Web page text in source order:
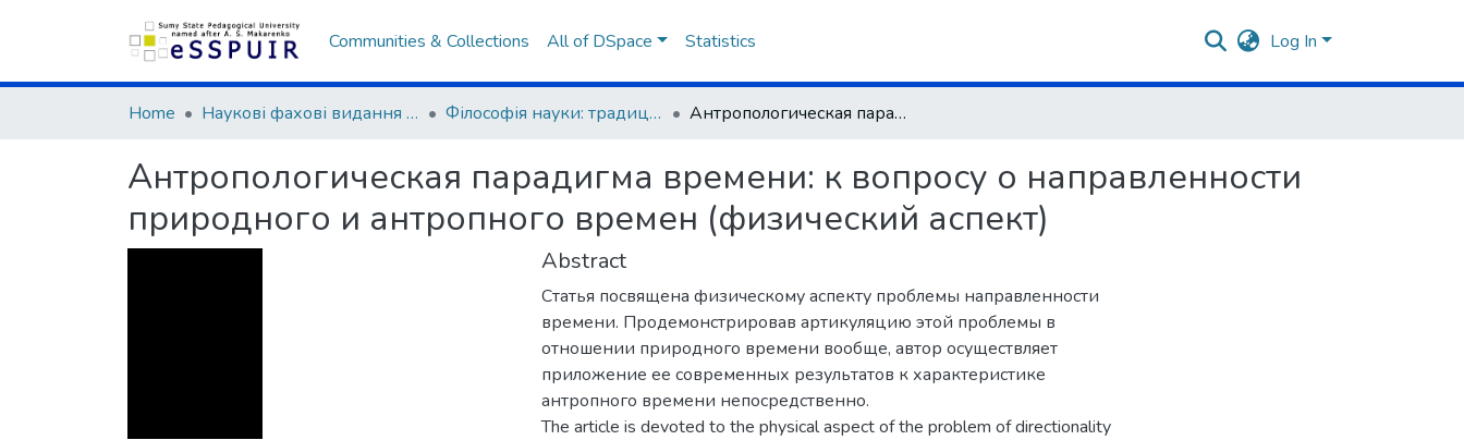
Communities & Collections All of DSpace Statistics Log In
Home Наукові фахові видання СумДПУ Філософія науки: традиції та інновації Антропологическая парадигма времени: к вопросу о направленности природного и антропного времен (физический аспект)
Антропологическая парадигма времени: к вопросу о направленности
природного и антропного времен (физический аспект)
Abstract
Статья посвящена физическому аспекту проблемы направленности
времени. Продемонстрировав артикуляцию этой проблемы в
отношении природного времени вообще, автор осуществляет
приложение ее современных результатов к характеристике
антропного времени непосредственно.
The article is devoted to the physical aspect of the problem of directionality